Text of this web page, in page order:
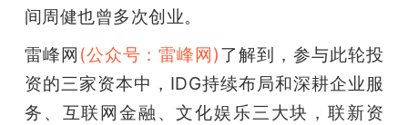
间周健也曾多次创业。
雷峰网 (公众号：雷峰网)了解到，参与此轮投
资的三家资本中，IDG持续布局和深耕企业服
务、互联网金融、文化娱乐三大块，联新资